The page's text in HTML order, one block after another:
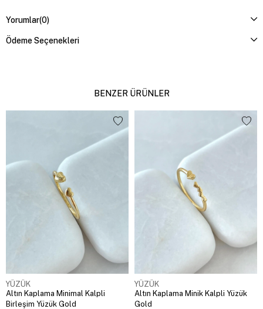
Yorumlar(0)
Ödeme Seçenekleri
BENZER ÜRÜNLER
YÜZÜK
Altın Kaplama Minimal Kalpli
Birleşim Yüzük Gold
YÜZÜK
Altın Kaplama Minik Kalpli Yüzük
Gold